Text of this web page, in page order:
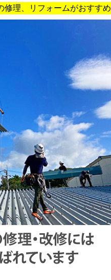
修理、リフォームがおすすめ